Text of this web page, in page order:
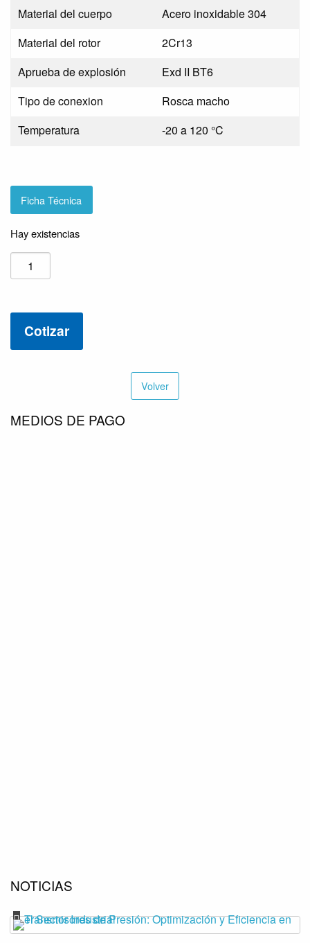
Material del cuerpo
Acero inoxidable 304
Material del rotor
2Cr13
Aprueba de explosión
Exd II BT6
Tipo de conexion
Rosca macho
Temperatura
-20 a 120 °C
Ficha Técnica
Hay existencias
FLUJOMETRO
TURBINA
2″
ROSCADO
SINTEK
1-
Cotizar
Volver
MEDIOS DE PAGO
NOTICIAS